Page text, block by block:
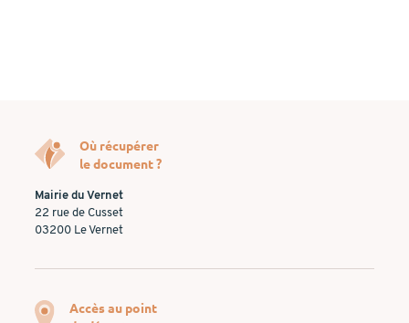
Où récupérer
le document ?
Mairie du Vernet
22 rue de Cusset
03200 Le Vernet
Accès au point